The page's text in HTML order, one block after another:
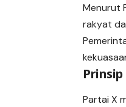
Menurut
rakyat
Partai X